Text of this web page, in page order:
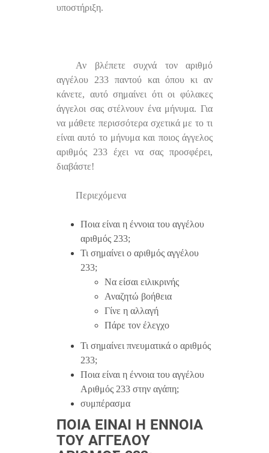
υποστήριξη.
Αν βλέπετε συχνά τον αριθμό
αγγέλου 233 παντού και όπου κι αν
κάνετε, αυτό σημαίνει ότι οι φύλακες
άγγελοι σας στέλνουν ένα μήνυμα. Για
να μάθετε περισσότερα σχετικά με το τι
είναι αυτό το μήνυμα και ποιος άγγελος
αριθμός 233 έχει να σας προσφέρει,
διαβάστε!
Περιεχόμενα
Ποια είναι η έννοια του αγγέλου
αριθμός 233;
Τι σημαίνει ο αριθμός αγγέλου
233;
Να είσαι ειλικρινής
Αναζητώ βοήθεια
Γίνε η αλλαγή
Πάρε τον έλεγχο
Τι σημαίνει πνευματικά ο αριθμός
233;
Ποια είναι η έννοια του αγγέλου
Αριθμός 233 στην αγάπη;
συμπέρασμα
ΠΟΙΑ ΕΊΝΑΙ Η ΈΝΝΟΙΑ
ΤΟΥ ΑΓΓΈΛΟΥ